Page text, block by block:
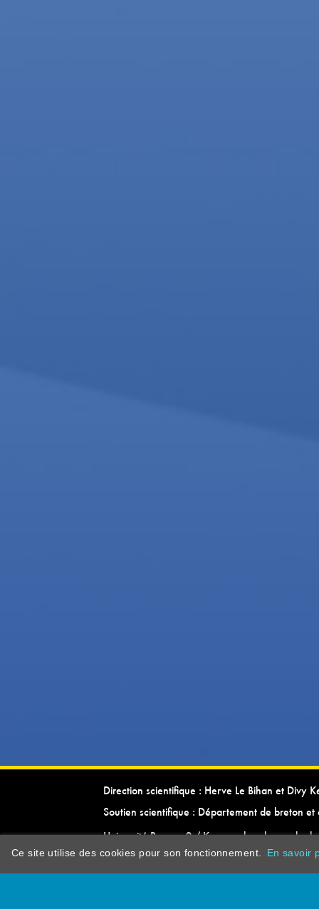
Direction scientifique : Herve Le Bihan et Divy
Soutien scientifique : Département de breton et
Université Rennes 2 / Kevrenn brezhoneg ha
Ce site utilise des cookies pour son fonctionnement. En savoir